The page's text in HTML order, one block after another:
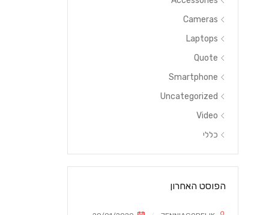
Cameras
Laptops
Quote
Smartphone
Uncategorized
Video
כללי
הפוסט האחרון